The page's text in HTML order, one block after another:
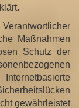
Maßnahmen
Schutz der
gewährleistet